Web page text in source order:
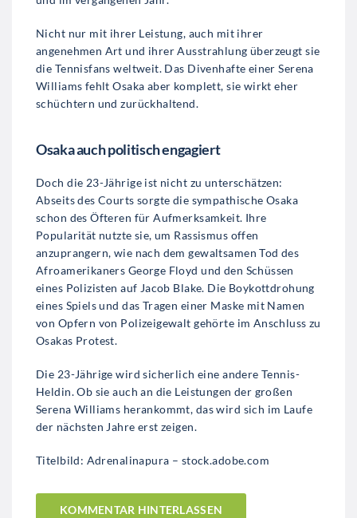
Nicht nur mit ihrer Leistung, auch mit ihrer
angenehmen Art und ihrer Ausstrahlung überzeugt sie
die Tennisfans weltweit. Das Divenhafte einer Serena
Williams fehlt Osaka aber komplett, sie wirkt eher
schüchtern und zurückhaltend.
Osaka auch politisch engagiert
Doch die 23-Jährige ist nicht zu unterschätzen:
Abseits des Courts sorgte die sympathische Osaka
schon des Öfteren für Aufmerksamkeit. Ihre
Popularität nutzte sie, um Rassismus offen
anzuprangern, wie nach dem gewaltsamen Tod des
Afroamerikaners George Floyd und den Schüssen
eines Polizisten auf Jacob Blake. Die Boykottdrohung
eines Spiels und das Tragen einer Maske mit Namen
von Opfern von Polizeigewalt gehörte im Anschluss zu
Osakas Protest.
Die 23-Jährige wird sicherlich eine andere Tennis-
Heldin. Ob sie auch an die Leistungen der großen
Serena Williams herankommt, das wird sich im Laufe
der nächsten Jahre erst zeigen.
Titelbild: Adrenalinapura – stock.adobe.com
KOMMENTAR HINTERLASSEN